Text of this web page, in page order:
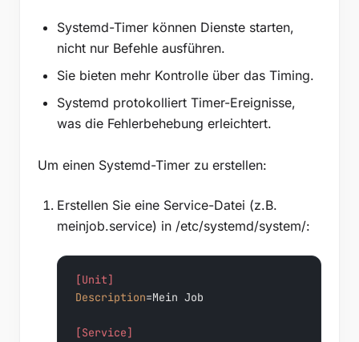
Systemd-Timer können Dienste starten,
nicht nur Befehle ausführen.
Sie bieten mehr Kontrolle über das Timing.
Systemd protokolliert Timer-Ereignisse,
was die Fehlerbehebung erleichtert.
Um einen Systemd-Timer zu erstellen:
Erstellen Sie eine Service-Datei (z.B.
meinjob.service) in /etc/systemd/system/:
[Unit]
Description=Mein Job
[Service]